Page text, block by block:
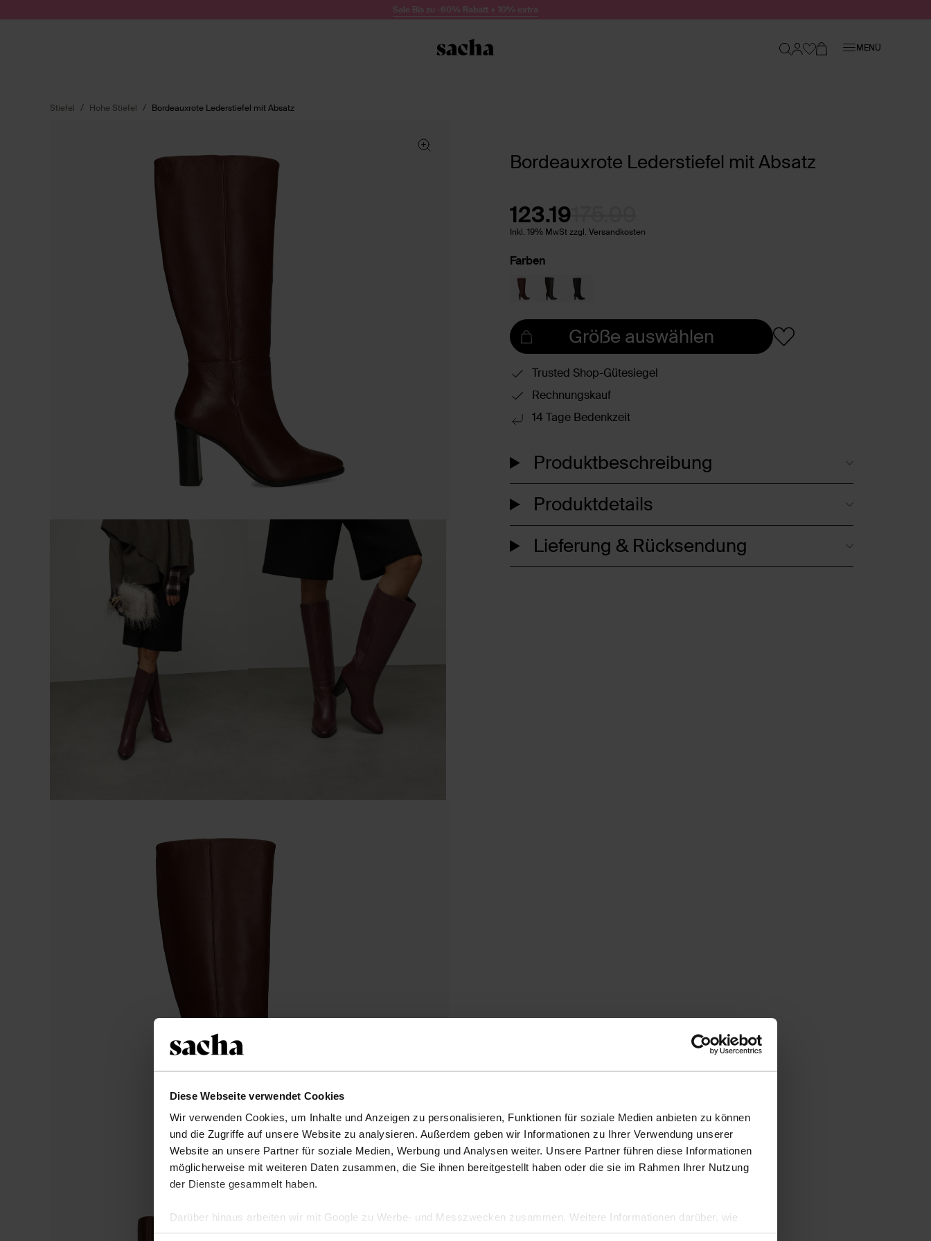
Diese Webseite verwendet Cookies
Wir verwenden Cookies, um Inhalte und Anzeigen zu personalisieren, Funktionen für soziale Medien anbieten zu können
und die Zugriffe auf unsere Website zu analysieren. Außerdem geben wir Informationen zu Ihrer Verwendung unserer
Website an unsere Partner für soziale Medien, Werbung und Analysen weiter. Unsere Partner führen diese Informationen
möglicherweise mit weiteren Daten zusammen, die Sie ihnen bereitgestellt haben oder die sie im Rahmen Ihrer Nutzung
der Dienste gesammelt haben.
Darüber hinaus arbeiten wir mit Google zu Werbe- und Messzwecken zusammen. Weitere Informationen darüber, wie
Google Ihre personenbezogenen Daten verwendet, finden Sie auf derSeite zur geschäftlichen Sicherheit und zum
Sale Bis zu -60% Rabatt + 10% extra
MENÜ
Stiefel Hohe Stiefel Bordeauxrote Lederstiefel mit Absatz
Bordeauxrote Lederstiefel mit Absatz
123.19
Inkl. 19% MwSt zzgl. Versandkosten
Farben
Größe auswählen
Trusted Shop-Gütesiegel
Rechnungskauf
14 Tage Bedenkzeit
Produktbeschreibung
Produktdetails
Lieferung & Rücksendung